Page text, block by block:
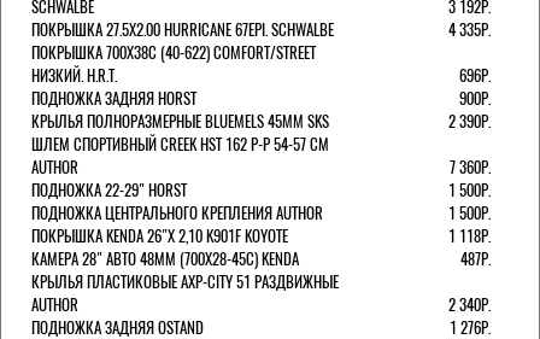
SCHWALBE
3 192Р.
ПОКРЫШКА 27.5X2.00 HURRICANE 67EPI. SCHWALBE
4 335Р.
ПОКРЫШКА 700X38С (40-622) COMFORT/STREET
НИЗКИЙ. H.R.T.
696Р.
ПОДНОЖКА ЗАДНЯЯ HORST
900Р.
КРЫЛЬЯ ПОЛНОРАЗМЕРНЫЕ BLUEMELS 45MM SKS
2 390Р.
ШЛЕМ СПОРТИВНЫЙ CREEK HST 162 Р-Р 54-57 СМ
AUTHOR
7 360Р.
ПОДНОЖКА 22-29" HORST
1 500Р.
ПОДНОЖКА ЦЕНТРАЛЬНОГО КРЕПЛЕНИЯ AUTHOR
1 500Р.
ПОКРЫШКА KENDA 26"Х 2,10 K901F KOYOTE
1 118Р.
КАМЕРА 28" АВТО 48ММ (700Х28-45С) KENDA
487Р.
КРЫЛЬЯ ПЛАСТИКОВЫЕ AXP-CITY 51 РАЗДВИЖНЫЕ
AUTHOR
2 340Р.
ПОДНОЖКА ЗАДНЯЯ OSTAND
1 276Р.